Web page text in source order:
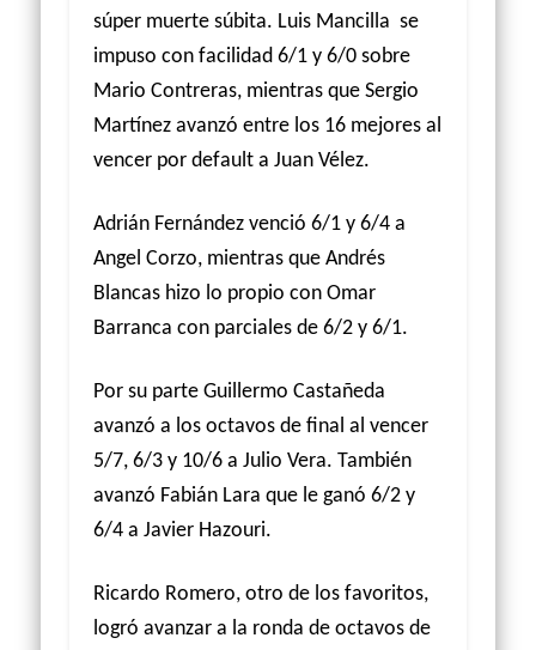
súper muerte súbita. Luis Mancilla se
impuso con facilidad 6/1 y 6/0 sobre
Mario Contreras, mientras que Sergio
Martínez avanzó entre los 16 mejores al
vencer por default a Juan Vélez.
Adrián Fernández venció 6/1 y 6/4 a
Angel Corzo, mientras que Andrés
Blancas hizo lo propio con Omar
Barranca con parciales de 6/2 y 6/1.
Por su parte Guillermo Castañeda
avanzó a los octavos de final al vencer
5/7, 6/3 y 10/6 a Julio Vera. También
avanzó Fabián Lara que le ganó 6/2 y
6/4 a Javier Hazouri.
Ricardo Romero, otro de los favoritos,
logró avanzar a la ronda de octavos de